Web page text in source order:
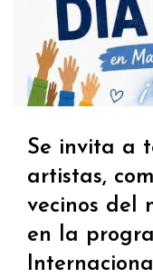
Se invita a
artistas,
vecinos del
en la